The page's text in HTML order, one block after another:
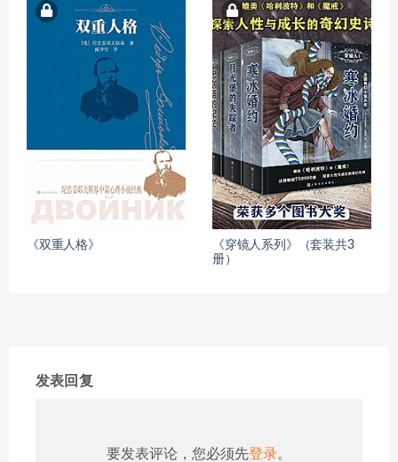
《双重人格》
《穿镜人系列》（套装共3
册）
发表回复
要发表评论，您必须先登录。